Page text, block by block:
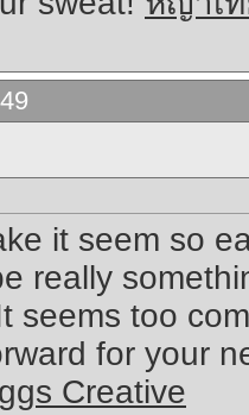
it seem so
really
seems too
for your
Creative